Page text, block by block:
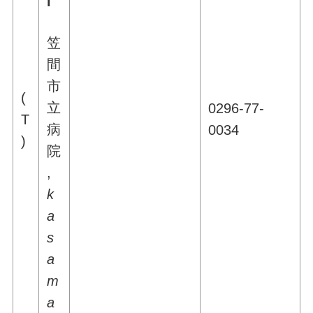
(
T
)
笠
間
市
立
病
院
,
k
a
s
a
m
a
0296-77-
0034